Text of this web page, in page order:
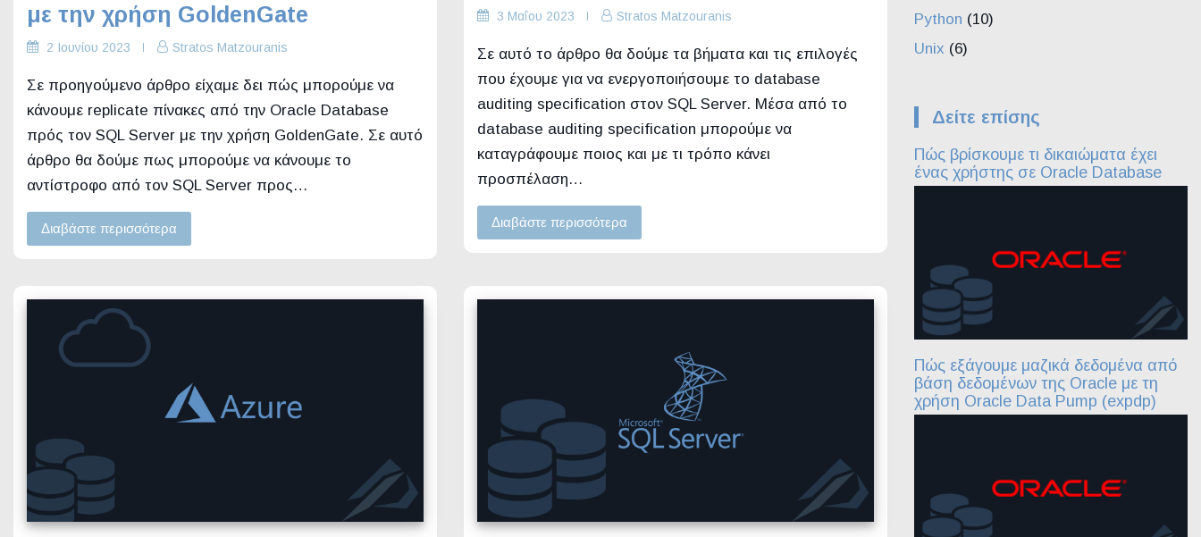
με την χρήση GoldenGate
2 Ιουνίου 2023 Stratos Matzouranis
Σε προηγούμενο άρθρο είχαμε δει πώς μπορούμε να
κάνουμε replicate πίνακες από την Oracle Database
πρός τον SQL Server με την χρήση GoldenGate. Σε αυτό
άρθρο θα δούμε πως μπορούμε να κάνουμε το
αντίστροφο από τον SQL Server προς…
Διαβάστε περισσότερα
3 Μαΐου 2023 Stratos Matzouranis
Σε αυτό το άρθρο θα δούμε τα βήματα και τις επιλογές
που έχουμε για να ενεργοποιήσουμε το database
auditing specification στον SQL Server. Μέσα από το
database auditing specification μπορούμε να
καταγράφουμε ποιος και με τι τρόπο κάνει
προσπέλαση…
Διαβάστε περισσότερα
Python (10)
Unix (6)
Δείτε επίσης
Πώς βρίσκουμε τι δικαιώματα έχει
ένας χρήστης σε Oracle Database
Πώς εξάγουμε μαζικά δεδομένα από
βάση δεδομένων της Oracle με τη
χρήση Oracle Data Pump (expdp)